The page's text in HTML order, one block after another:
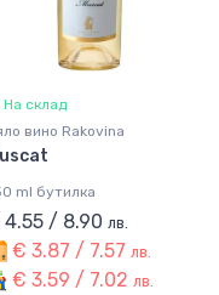
На склад
вино Rakovina
ml бутилка
/ 8.90 лв.
€ 3.87 / 7.57 лв.
€ 3.59 / 7.02 лв.